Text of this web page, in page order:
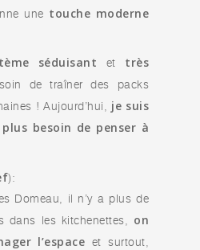
une touche moderne
séduisant et très
de traîner des packs
! Aujourd’hui, je suis
besoin de penser à
):
Domeau, il n’y a plus de
dans les kitchenettes, on
l’espace et surtout,